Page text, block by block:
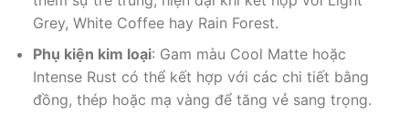
Grey, White Coffee hay Rain Forest.
Phụ kiện kim loại: Gam màu Cool Matte hoặc
Intense Rust có thể kết hợp với các chi tiết bằng
đồng, thép hoặc mạ vàng để tăng vẻ sang trọng.